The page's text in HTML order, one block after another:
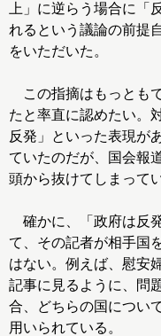
上」に逆らう場合に「
れるという議論の前提
をいただいた。
この指摘はもっとも
たと率直に認めたい。
反発」といった表現が
ていたのだが、国会報
頭から抜けてしまってい
確かに、「政府は反
て、その記者が相手国
はない。例えば、慰安
記事に見るように、問
合、どちらの国につい
用いられている。